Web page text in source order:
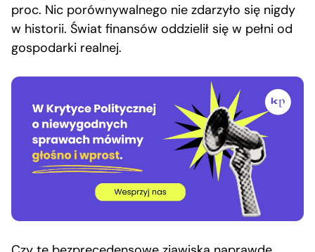
proc. Nic porównywalnego nie zdarzyło się nigdy
w historii. Świat finansów oddzielił się w pełni od
gospodarki realnej.